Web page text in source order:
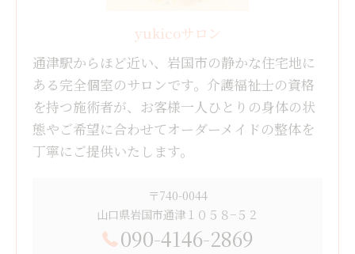
yukicoサロン
通津駅からほど近い、岩国市の静かな住宅地に
ある完全個室のサロンです。介護福祉士の資格
を持つ施術者が、お客様一人ひとりの身体の状
態やご希望に合わせてオーダーメイドの整体を
丁寧にご提供いたします。
〒740-0044
山口県岩国市通津１０５８−５２
090-4146-2869